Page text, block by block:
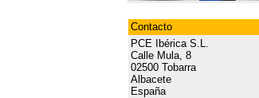
Contacto
PCE Ibérica S.L.
Calle Mula, 8
02500 Tobarra
Albacete
España